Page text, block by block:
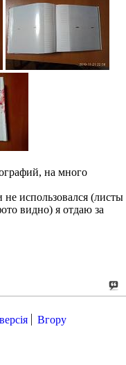
на много
использовался (листы
видно) я отдаю за
Вгору